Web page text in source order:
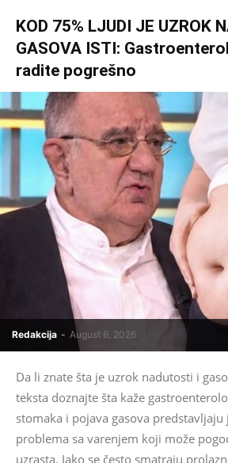
KOD 75% LJUDI JE UZROK
GASOVA ISTI:
radite pogrešno
Redakcija - August 6, 2026
Da li znate šta je uzrok nadutosti i
teksta doznajte šta kaže
stomaka i pojava gasova predstavljaju
problema sa varenjem koji može
uzrasta. Iako se često smatraju